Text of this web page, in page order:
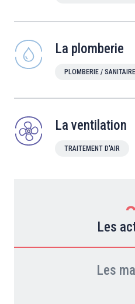
La plomberie
PLOMBERIE / SANITAIRE
La ventilation
TRAITEMENT D'AIR
Les
Les